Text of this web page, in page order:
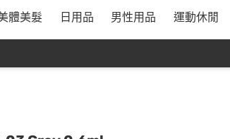
體美髮 日用品 男性用品 運動休閒